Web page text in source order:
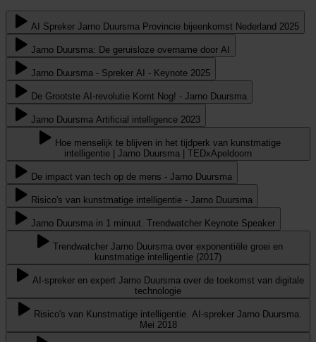
AI Spreker Jarno Duursma Provincie bijeenkomst Nederland 2025
Jarno Duursma: De geruisloze overname door AI
Jarno Duursma - Spreker AI - Keynote 2025
De Grootste AI-revolutie Komt Nog! - Jarno Duursma
Jarno Duursma Artificial intelligence 2023
Hoe menselijk te blijven in het tijdperk van kunstmatige
intelligentie | Jarno Duursma | TEDxApeldoorn
De impact van tech op de mens - Jarno Duursma
Risico's van kunstmatige intelligentie - Jarno Duursma
Jarno Duursma in 1 minuut. Trendwatcher Keynote Speaker
Trendwatcher Jarno Duursma over exponentiële groei en
kunstmatige intelligentie (2017)
AI-spreker en expert Jarno Duursma over de toekomst van digitale
technologie
Risico's van Kunstmatige intelligentie. AI-spreker Jarno Duursma.
Mei 2018